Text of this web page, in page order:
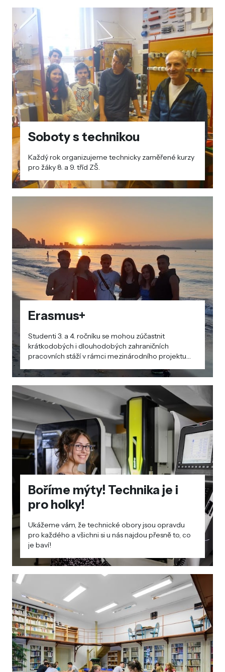
Soboty s technikou
Každý rok organizujeme technicky zaměřené kurzy
pro žáky 8. a 9. tříd ZŠ.
Erasmus+
Studenti 3. a 4. ročníku se mohou zúčastnit
krátkodobých i dlouhodobých zahraničních
pracovních stáží v rámci mezinárodního projektu
školního roku 2018/2019.
Boříme mýty! Technika je i
pro holky!
Ukážeme vám, že technické obory jsou opravdu
pro každého a všichni si u nás najdou přesně to, co
je baví!